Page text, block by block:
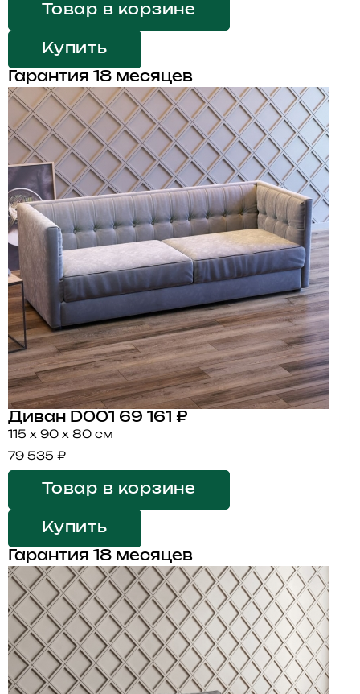
Товар в корзине
Купить
Гарантия 18 месяцев
Диван D001 69 161 ₽
115 x 90 x 80 см
79 535 ₽
Товар в корзине
Купить
Гарантия 18 месяцев